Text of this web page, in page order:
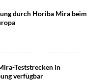
durch Horiba Mira beim
Teststrecken in
verfügbar